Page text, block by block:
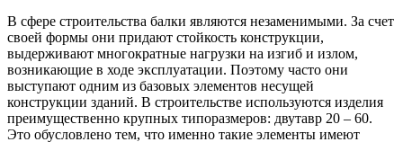
В сфере строительства балки являются незаменимыми. За счет
своей формы они придают стойкость конструкции,
выдерживают многократные нагрузки на изгиб и излом,
возникающие в ходе эксплуатации. Поэтому часто они
выступают одним из базовых элементов несущей
конструкции зданий. В строительстве используются изделия
преимущественно крупных типоразмеров: двутавр 20 – 60.
Это обусловлено тем, что именно такие элементы имеют